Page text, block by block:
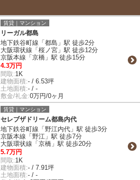
賃貸｜マンション
リーガル都島
地下鉄谷町線「都島」駅 徒歩2分
大阪環状線「桜ノ宮」駅 徒歩12分
京阪本線「京橋」駅 徒歩15分
4.3万円
間取:1K
建物面積:- / 6.53坪
土地面積:- / -
敷金/礼金:0万円/0ヶ月
賃貸｜マンション
セレブザドリーム都島内代
地下鉄谷町線「野江内代」駅 徒歩3分
京阪本線「野江」駅 徒歩7分
大阪環状線「京橋」駅 徒歩20分
5.7万円
間取:1K
建物面積:- / 7.91坪
土地面積:- / -